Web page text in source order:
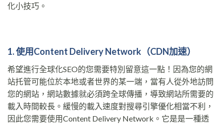
化小技巧。
1. 使用Content Delivery Network（CDN加速）
希望進行全球化SEO的您需要特別留意這一點！因為您的網
站托管可能位於本地或者世界的某一端，當有人從外地訪問
您的網站，網站數據就必須跨全球傳播，導致網站所需要的
載入時間較長。緩慢的載入速度對搜尋引擎優化相當不利，
因此您需要使用Content Delivery Network。它是是一種透